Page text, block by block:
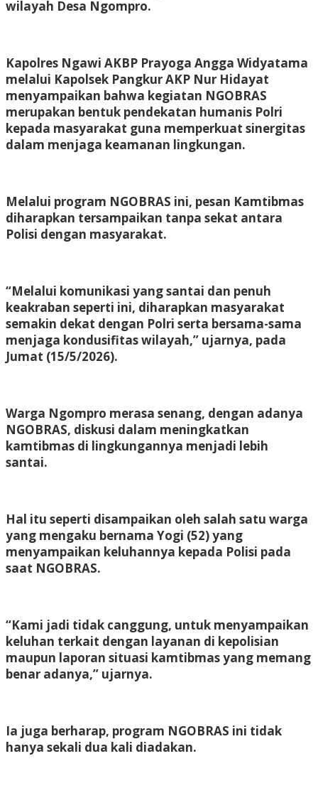
wilayah Desa Ngompro.
Kapolres Ngawi AKBP Prayoga Angga Widyatama
melalui Kapolsek Pangkur AKP Nur Hidayat
menyampaikan bahwa kegiatan NGOBRAS
merupakan bentuk pendekatan humanis Polri
kepada masyarakat guna memperkuat sinergitas
dalam menjaga keamanan lingkungan.
Melalui program NGOBRAS ini, pesan Kamtibmas
diharapkan tersampaikan tanpa sekat antara
Polisi dengan masyarakat.
“Melalui komunikasi yang santai dan penuh
keakraban seperti ini, diharapkan masyarakat
semakin dekat dengan Polri serta bersama-sama
menjaga kondusifitas wilayah,” ujarnya, pada
Jumat (15/5/2026).
Warga Ngompro merasa senang, dengan adanya
NGOBRAS, diskusi dalam meningkatkan
kamtibmas di lingkungannya menjadi lebih
santai.
Hal itu seperti disampaikan oleh salah satu warga
yang mengaku bernama Yogi (52) yang
menyampaikan keluhannya kepada Polisi pada
saat NGOBRAS.
“Kami jadi tidak canggung, untuk menyampaikan
keluhan terkait dengan layanan di kepolisian
maupun laporan situasi kamtibmas yang memang
benar adanya,” ujarnya.
Ia juga berharap, program NGOBRAS ini tidak
hanya sekali dua kali diadakan.